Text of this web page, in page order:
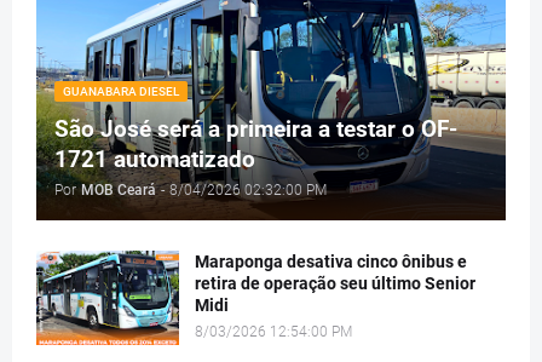
GUANABARA DIESEL
São José será a primeira a testar o OF-
1721 automatizado
Por MOB Ceará - 8/04/2026 02:32:00 PM
Maraponga desativa cinco ônibus e
retira de operação seu último Senior
Midi
8/03/2026 12:54:00 PM